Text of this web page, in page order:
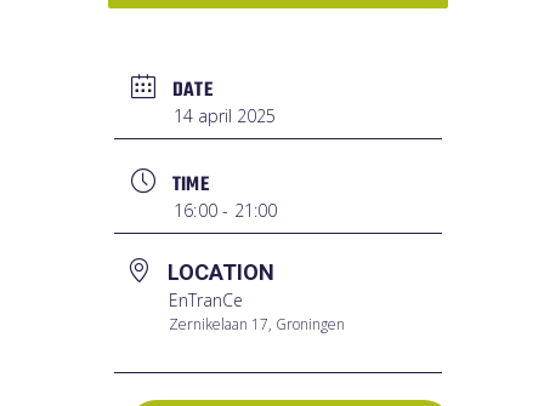
DATE
14 april 2025
TIME
16:00 - 21:00
LOCATION
EnTranCe
Zernikelaan 17, Groningen